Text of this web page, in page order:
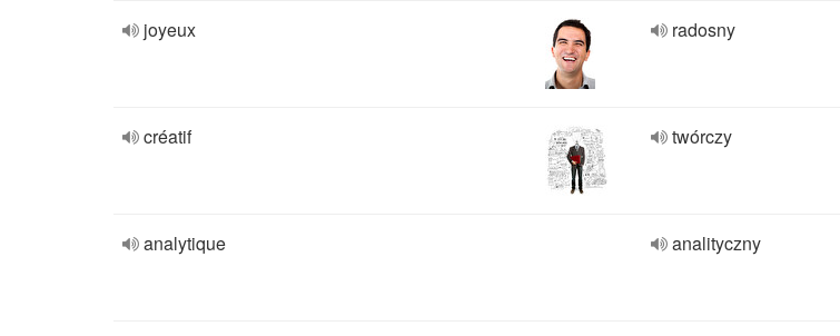
joyeux radosny
créatif twórczy
analytique analityczny